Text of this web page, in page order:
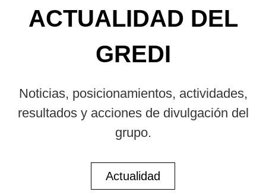
ACTUALIDAD DEL
GREDI
Noticias, posicionamientos, actividades,
resultados y acciones de divulgación del
grupo.
Actualidad